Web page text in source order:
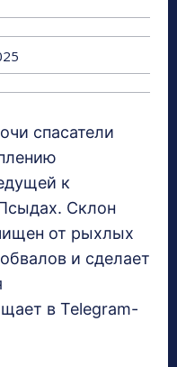
спасатели
к
Склон
от рыхлых
и сделает
в Telegram-